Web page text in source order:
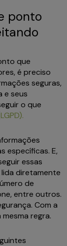
ponto
que
é preciso
seguras,
e seus
o que
específicas. E,
essas
diretamente
de
entre outros.
Com a
regra.